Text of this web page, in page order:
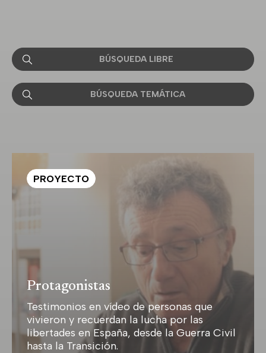
BÚSQUEDA LIBRE
BÚSQUEDA TEMÁTICA
PROYECTO
Protagonistas
Testimonios en vídeo de personas que
vivieron y recuerdan la lucha por las
libertades en España, desde la Guerra Civil
hasta la Transición.